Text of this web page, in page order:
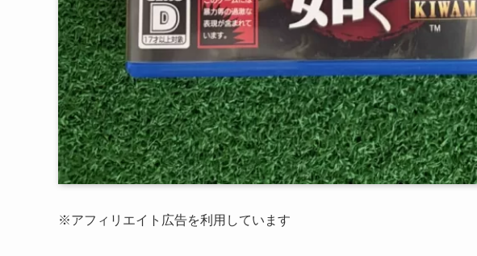
※アフィリエイト広告を利用しています